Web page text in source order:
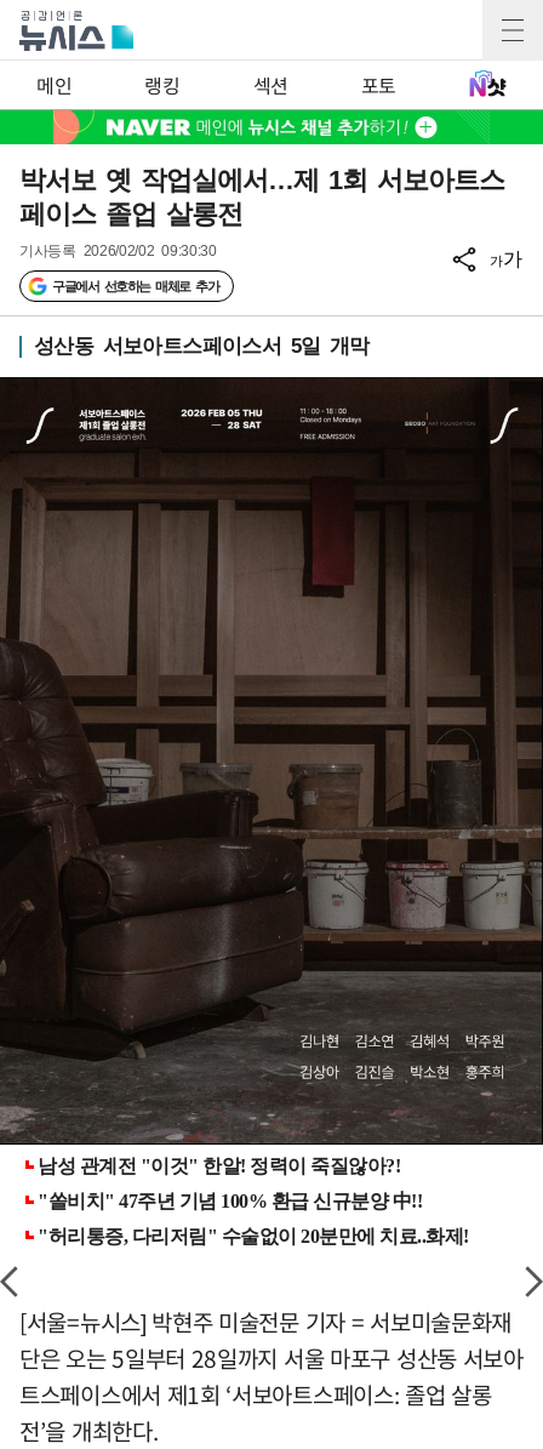
메인 랭킹 섹션 포토
박서보 옛 작업실에서…제 1회 서보아트스
페이스 졸업 살롱전
기사등록 2026/02/02 09:30:30
구글에서 선호하는 매체로 추가
가가
성산동 서보아트스페이스서 5일 개막
[서울=뉴시스] 박현주 미술전문 기자 = 서보미술문화재
단은 오는 5일부터 28일까지 서울 마포구 성산동 서보아
트스페이스에서 제1회 ‘서보아트스페이스: 졸업 살롱
전’을 개최한다.